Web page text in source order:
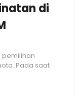
di
pemilihan
Pada saat